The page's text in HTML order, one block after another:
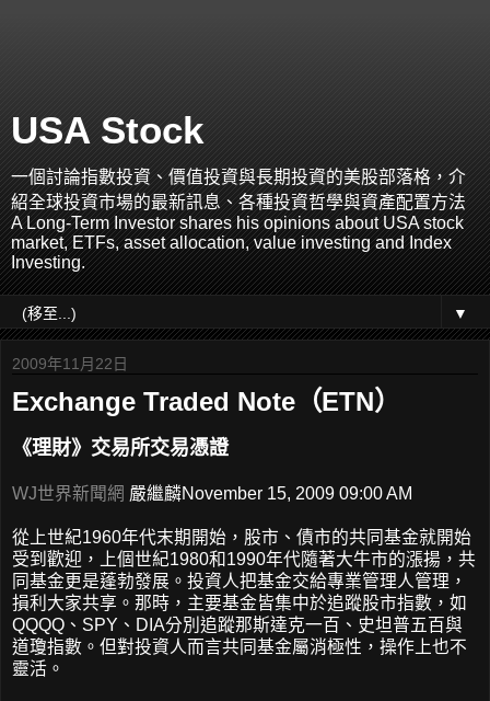
USA Stock
一個討論指數投資、價值投資與長期投資的美股部落格，介
紹全球投資市場的最新訊息、各種投資哲學與資產配置方法
A Long-Term Investor shares his opinions about USA stock
market, ETFs, asset allocation, value investing and Index
Investing.
▼
2009年11月22日
Exchange Traded Note（ETN）
《理財》交易所交易憑證
WJ世界新聞網 嚴繼麟November 15, 2009 09:00 AM
從上世紀1960年代末期開始，股市、債市的共同基金就開始
受到歡迎，上個世紀1980和1990年代隨著大牛市的漲揚，共
同基金更是蓬勃發展。投資人把基金交給專業管理人管理，
損利大家共享。那時，主要基金皆集中於追蹤股市指數，如
QQQQ、SPY、DIA分別追蹤那斯達克一百、史坦普五百與
道瓊指數。但對投資人而言共同基金屬消極性，操作上也不
靈活。